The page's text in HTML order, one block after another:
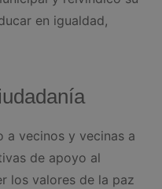
en igualdad,
a vecinos y vecinas a
de apoyo al
los valores de la paz